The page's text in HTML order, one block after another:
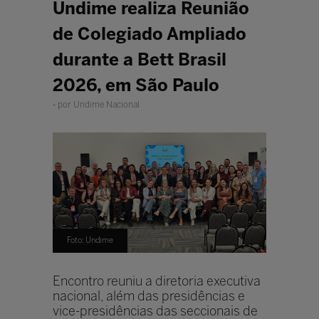
Undime realiza Reunião
de Colegiado Ampliado
durante a Bett Brasil
2026, em São Paulo
por Undime Nacional
Foto: Undime
Encontro reuniu a diretoria executiva
nacional, além das presidências e
vice-presidências das seccionais de